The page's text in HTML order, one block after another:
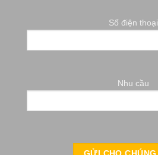
Số điện thoại
Nhu cầu